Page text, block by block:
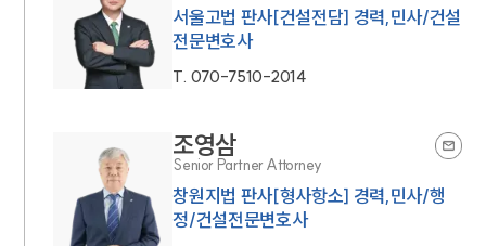
서울고법 판사[건설전담] 경력,민사/건설
전문변호사
T. 070-7510-2014
조영삼
Senior Partner Attorney
창원지법 판사[형사항소] 경력,민사/행
정/건설전문변호사